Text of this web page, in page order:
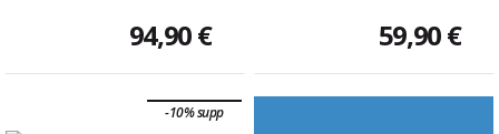
94,90 € 59,90 €
-10% supp